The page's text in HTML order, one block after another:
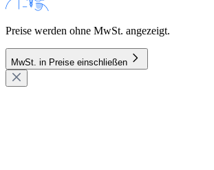
Preise werden ohne MwSt. angezeigt.
MwSt. in Preise einschließen